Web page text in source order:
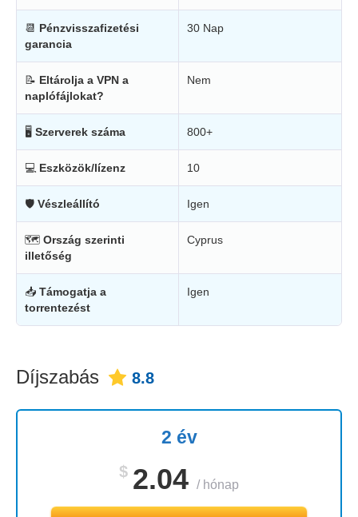
📆 Pénzvisszafizetési
garancia
30 Nap
📝 Eltárolja a VPN a
naplófájlokat?
Nem
🖥 Szerverek száma 800+
💻 Eszközök/lízenz 10
🛡 Vészleállító Igen
🗺 Ország szerinti
illetőség
Cyprus
📥 Támogatja a
torrentezést
Igen
Díjszabás 8.8
2 év
$ 2.04 / hónap